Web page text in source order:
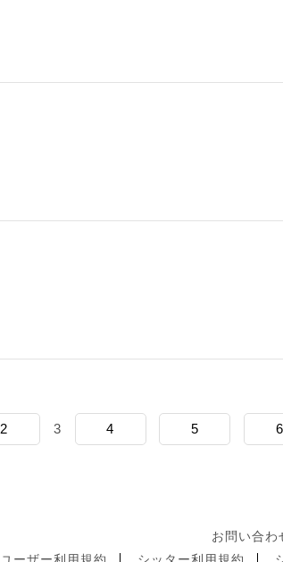
2 3 4 5 6
お問い合わ